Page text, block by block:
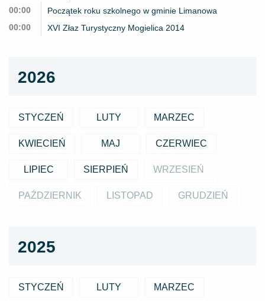
00:00
Początek roku szkolnego w gminie Limanowa
00:00
XVI Złaz Turystyczny Mogielica 2014
2026
STYCZEŃ LUTY MARZEC
KWIECIEŃ MAJ CZERWIEC
LIPIEC SIERPIEŃ WRZESIEŃ
PAŹDZIERNIK LISTOPAD GRUDZIEŃ
2025
STYCZEŃ LUTY MARZEC